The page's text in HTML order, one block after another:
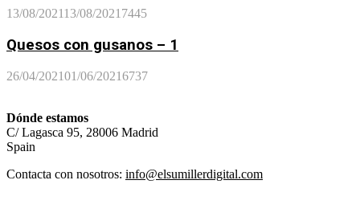
13/08/202113/08/20217445
Quesos con gusanos – 1
26/04/202101/06/20216737
Dónde estamos
C/ Lagasca 95, 28006 Madrid
Spain
Contacta con nosotros: info@elsumillerdigital.com